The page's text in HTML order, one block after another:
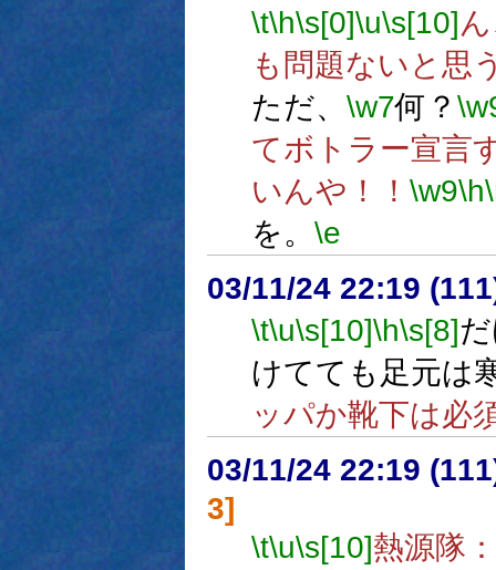
\t\h\s[0]\u\s[10]
も問題ないと思
ただ、 \w7何？
てボトラー宣言
いんや！！ \w9\h
を。 \e
03/11/24 22:19
\t\u\s[10]\h\s[8]
けてても足元は
ッパか靴下は必
03/11/24 22:19
3]
\t\u\s[10]熱源隊：